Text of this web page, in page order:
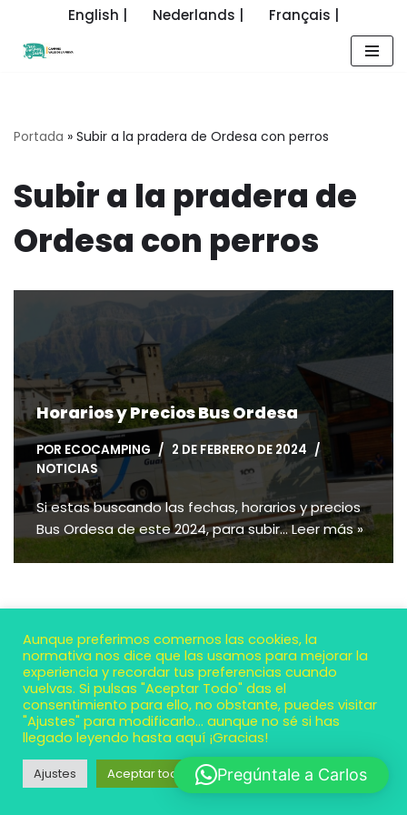
Saltar
English | Nederlands | Français |
Portada » Subir a la pradera de Ordesa con perros
Subir a la pradera de
Ordesa con perros
Horarios y Precios Bus Ordesa
POR ECOCAMPING
2 DE FEBRERO DE 2024
NOTICIAS
Si estas buscando las fechas, horarios y precios
Bus Ordesa de este 2024, para subir…Leer más »
Neve| Funciona gracias aWordPress
Contacto
Aunque preferimos comernos las cookies, la
normativa nos dice que las usamos para mejorar la
experiencia y recordar tus preferencias cuando
vuelvas. Si pulsas "Aceptar Todo" das el
consentimiento para ello, no obstante, puedes visitar
"Ajustes" para modificarlo... aunque no sé si has
llegado leyendo hasta aquí ¡Gracias!
Ajustes Aceptar todo Pregúntale a Carlos